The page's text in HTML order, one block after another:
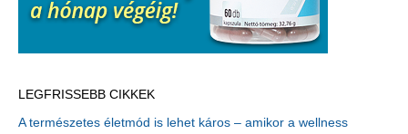
LEGFRISSEBB CIKKEK
A természetes életmód is lehet káros – amikor a wellness